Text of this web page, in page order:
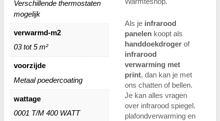
Verschillende thermostaten
mogelijk
verwarmd-m2
03 tot 5 m²
voorzijde
Metaal poedercoating
wattage
0001 T/M 400 WATT
Als je infrarood
panelen koopt als
handdoekdroger of
infrarood
verwarming met
print, dan kan je met
ons chatten of bellen.
Je kan alles vragen
over infrarood spiegel.
plafondverwarming en